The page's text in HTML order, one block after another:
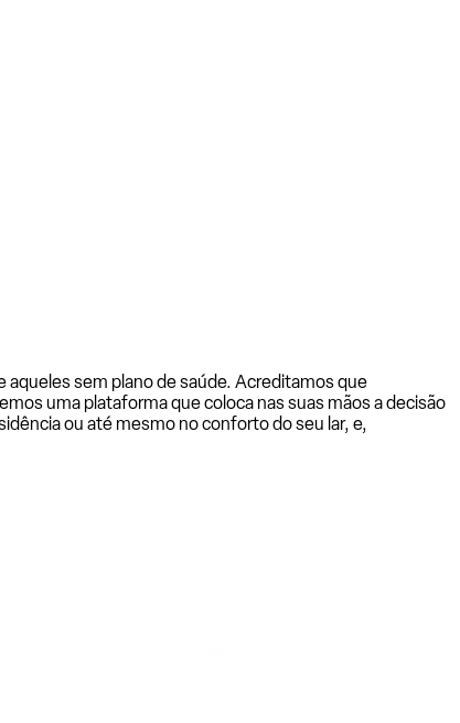
aqueles sem plano de saúde. Acreditamos que
uma plataforma que coloca nas suas mãos a decisão
ou até mesmo no conforto do seu lar, e,